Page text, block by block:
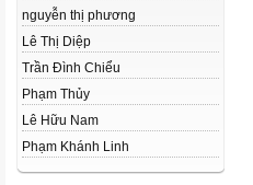
nguyễn thị phương
Lê Thị Diệp
Trần Đình Chiểu
Phạm Thủy
Lê Hữu Nam
Phạm Khánh Linh